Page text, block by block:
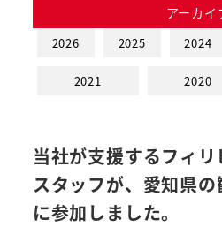
アーカイ
2026 2025 2024
2021 2020
当社が支援するフィ
スタッフが、愛知県
に参加しました。